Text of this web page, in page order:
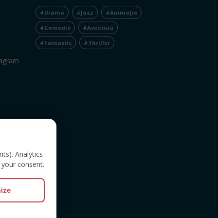
#Drama #Jazz #Animație
#Comedie #Aventură
#Fantastic #Thriller
Analytics
consent.